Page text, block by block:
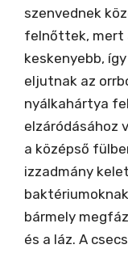
szenvednek
felnőttek, mert
keskenyebb,
eljutnak az
nyálkahártya
elzáródásához
a középső
izzadmány
bármely
és a láz. A